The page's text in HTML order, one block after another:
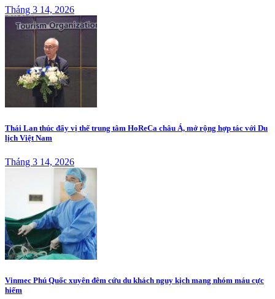
Tháng 3 14, 2026
Thái Lan thúc đẩy vị thế trung tâm HoReCa châu Á, mở rộng hợp tác với Du
lịch Việt Nam
Tháng 3 14, 2026
Vinmec Phú Quốc xuyên đêm cứu du khách nguy kịch mang nhóm máu cực
hiếm